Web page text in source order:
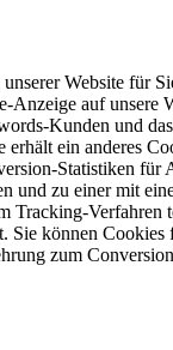
Website
auf
Kunden und
ein anderes
Statistiken
zu einer mit
können
zum